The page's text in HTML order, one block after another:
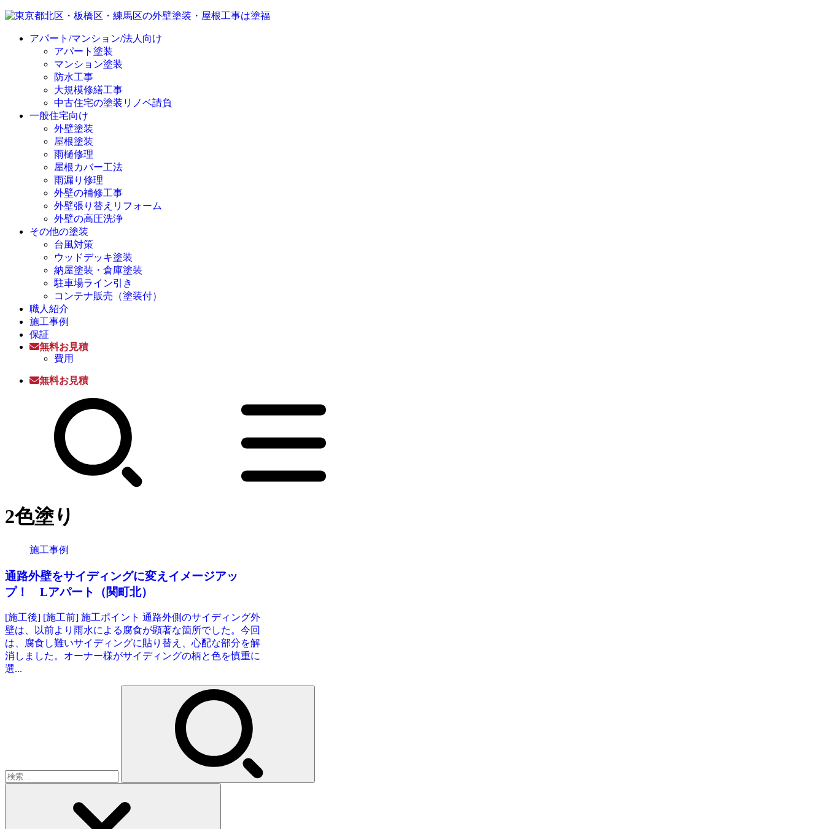
アパート/マンション/法人向け
アパート塗装
マンション塗装
防水工事
大規模修繕工事
中古住宅の塗装リノベ請負
一般住宅向け
外壁塗装
屋根塗装
雨樋修理
屋根カバー工法
雨漏り修理
外壁の補修工事
外壁張り替えリフォーム
外壁の高圧洗浄
その他の塗装
台風対策
ウッドデッキ塗装
納屋塗装・倉庫塗装
駐車場ライン引き
コンテナ販売（塗装付）
職人紹介
施工事例
保証
無料お見積
費用
無料お見積
2色塗り
施工事例
通路外壁をサイディングに変えイメージアッ
プ！ Lアパート（関町北）
[施工後] [施工前] 施工ポイント 通路外側のサイディング外
壁は、以前より雨水による腐食が顕著な箇所でした。今回
は、腐食し難いサイディングに貼り替え、心配な部分を解
消しました。オーナー様がサイディングの柄と色を慎重に
選...